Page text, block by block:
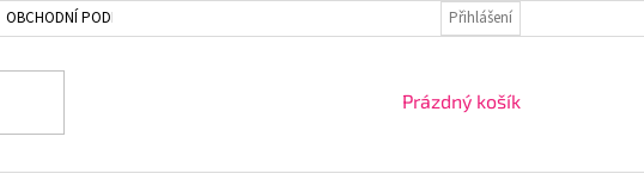
OBCHODNÍ PODMÍNKY Přihlášení
NÁKUPNÍ
Prázdný košík